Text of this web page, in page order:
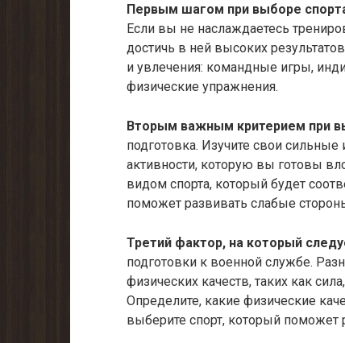
Первым шагом при выборе
Если вы не наслаждаетесь
достичь в ней высоких
и увлечения: командные игры,
физические упражнения.
Вторым важным критерием при
подготовка. Изучите свои
активности, которую вы готовы
видом спорта, который будет
поможет развивать слабые
Третий фактор, на который
подготовки к военной службе.
физических качеств, таких как
Определите, какие физические
выберите спорт, который поможет